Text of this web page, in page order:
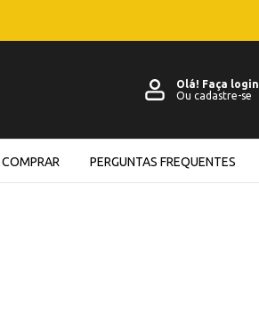
Olá! Faça login
Ou cadastre-se
PERGUNTAS FREQUENTES